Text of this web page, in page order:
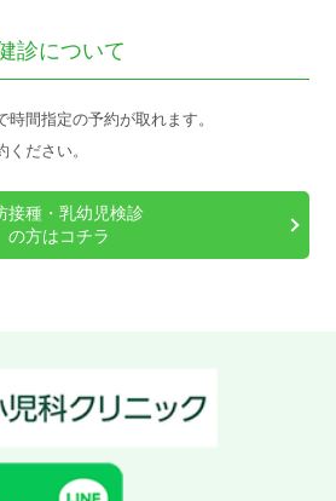
診について
時間指定の予約が取れます。
ださい。
接種・乳幼児検診
の方はコチラ